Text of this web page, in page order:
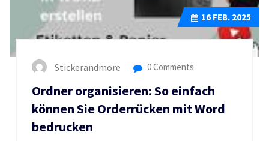
16 FEB. 2025
Stickerandmore 0 Comments
Ordner organisieren: So einfach
können Sie Orderrücken mit Word
bedrucken